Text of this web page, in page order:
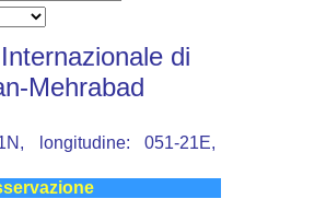
di
Mehrabad
longitudine: 051-21E,